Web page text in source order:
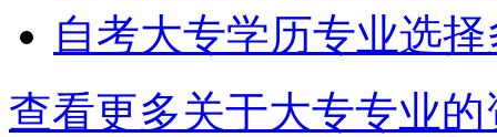
自考大专学历专业选
查看更多关于大专专业